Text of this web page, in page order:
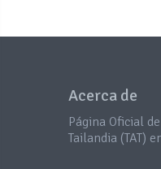
Acerca de
Página Oficial
Tailandia (TAT)